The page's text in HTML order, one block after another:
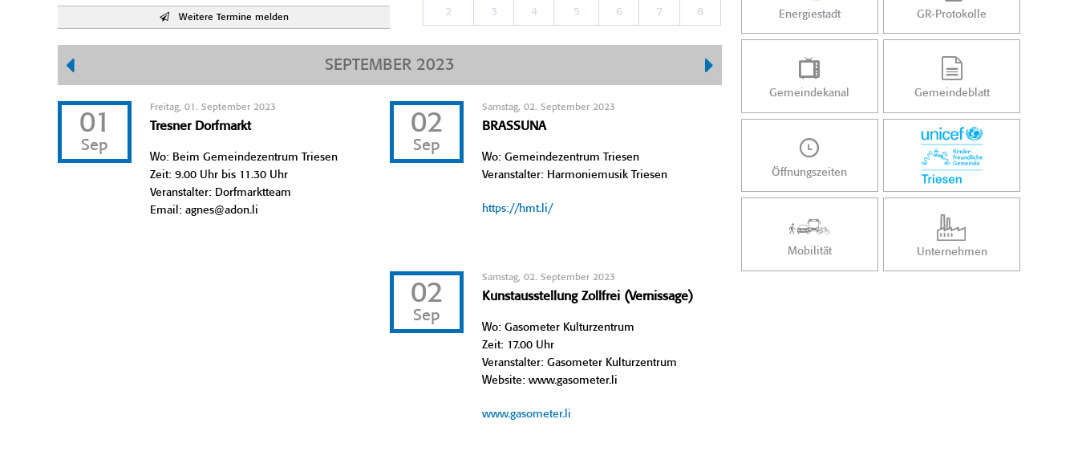
Weitere Termine melden 2 3 4 5 6 7 8
SEPTEMBER 2023
01
Sep
Freitag, 01. September 2023
Tresner Dorfmarkt
Wo: Beim Gemeindezentrum Triesen
Zeit: 9.00 Uhr bis 11.30 Uhr
Veranstalter: Dorfmarktteam
Email: agnes@adon.li
02
Sep
Samstag, 02. September 2023
BRASSUNA
Wo: Gemeindezentrum Triesen
Veranstalter: Harmoniemusik Triesen
https://hmt.li/
02
Sep
Samstag, 02. September 2023
Kunstausstellung Zollfrei (Vernissage)
Wo: Gasometer Kulturzentrum
Zeit: 17.00 Uhr
Veranstalter: Gasometer Kulturzentrum
Website: www.gasometer.li
www.gasometer.li
Energiestadt GR-Protokolle
Gemeindekanal Gemeindeblatt
Öffnungszeiten
Mobilität Unternehmen